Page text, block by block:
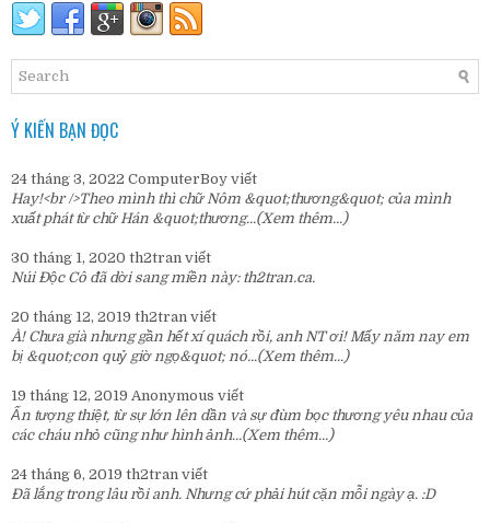
Ý KIẾN BẠN ĐỌC
24 tháng 3, 2022 ComputerBoy viết
Hay!<br />Theo mình thì chữ Nôm &quot;thương&quot; của mình
xuất phát từ chữ Hán &quot;thương...(Xem thêm...)
30 tháng 1, 2020 th2tran viết
Núi Độc Cô đã dời sang miền này: th2tran.ca.
20 tháng 12, 2019 th2tran viết
À! Chưa già nhưng gần hết xí quách rồi, anh NT ơi! Mấy năm nay em
bị &quot;con quỷ giờ ngọ&quot; nó...(Xem thêm...)
19 tháng 12, 2019 Anonymous viết
Ấn tượng thiệt, từ sự lớn lên dần và sự đùm bọc thương yêu nhau của
các cháu nhỏ cũng như hình ảnh...(Xem thêm...)
24 tháng 6, 2019 th2tran viết
Đã lắng trong lâu rồi anh. Nhưng cứ phải hút cặn mỗi ngày ạ. :D